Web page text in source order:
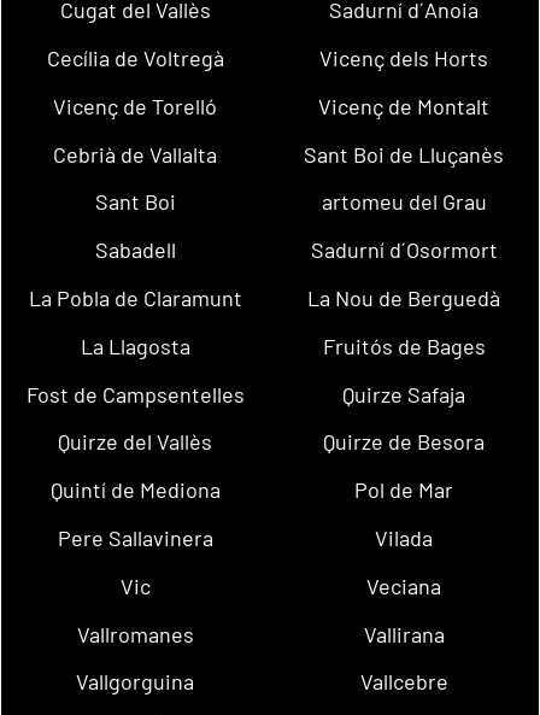
Cugat del Vallès
Sadurní d´Anoia
Cecília de Voltregà
Vicenç dels Horts
Vicenç de Torelló
Vicenç de Montalt
Cebrià de Vallalta
Sant Boi de Lluçanès
Sant Boi
artomeu del Grau
Sabadell
Sadurní d´Osormort
La Pobla de Claramunt
La Nou de Berguedà
La Llagosta
Fruitós de Bages
Fost de Campsentelles
Quirze Safaja
Quirze del Vallès
Quirze de Besora
Quintí de Mediona
Pol de Mar
Pere Sallavinera
Vilada
Vic
Veciana
Vallromanes
Vallirana
Vallgorguina
Vallcebre